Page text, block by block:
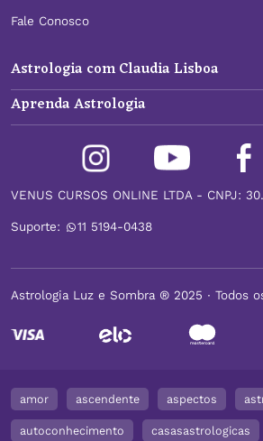
Fale Conosco
Astrologia com Claudia Lisboa
Aprenda Astrologia
VENUS CURSOS ONLINE LTDA - CNPJ:
Suporte: 11 5194-0438
Astrologia Luz e Sombra ® 2025 ∙ Todos
amor ascendente aspectos
autoconhecimento casasastrologicas